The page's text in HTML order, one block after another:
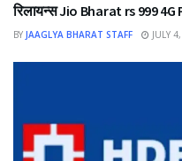
रिलायन्स Jio Bharat rs 999 4G
BY JAAGLYA BHARAT STAFF JULY